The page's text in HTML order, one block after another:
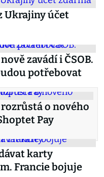
Ukrajiny účet
zavádí i ČSOB.
potřebovat
o nového
Pay
karty
Francie bojuje